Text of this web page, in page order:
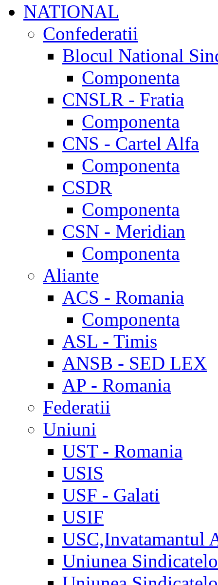
NATIONAL
Confederatii
Blocul National
Componenta
CNSLR - Fratia
Componenta
CNS - Cartel Alfa
Componenta
CSDR
Componenta
CSN - Meridian
Componenta
Aliante
ACS - Romania
Componenta
ASL - Timis
ANSB - SED LEX
AP - Romania
Federatii
Uniuni
UST - Romania
USIS
USF - Galati
USIF
USC,Invatamantul
Uniunea